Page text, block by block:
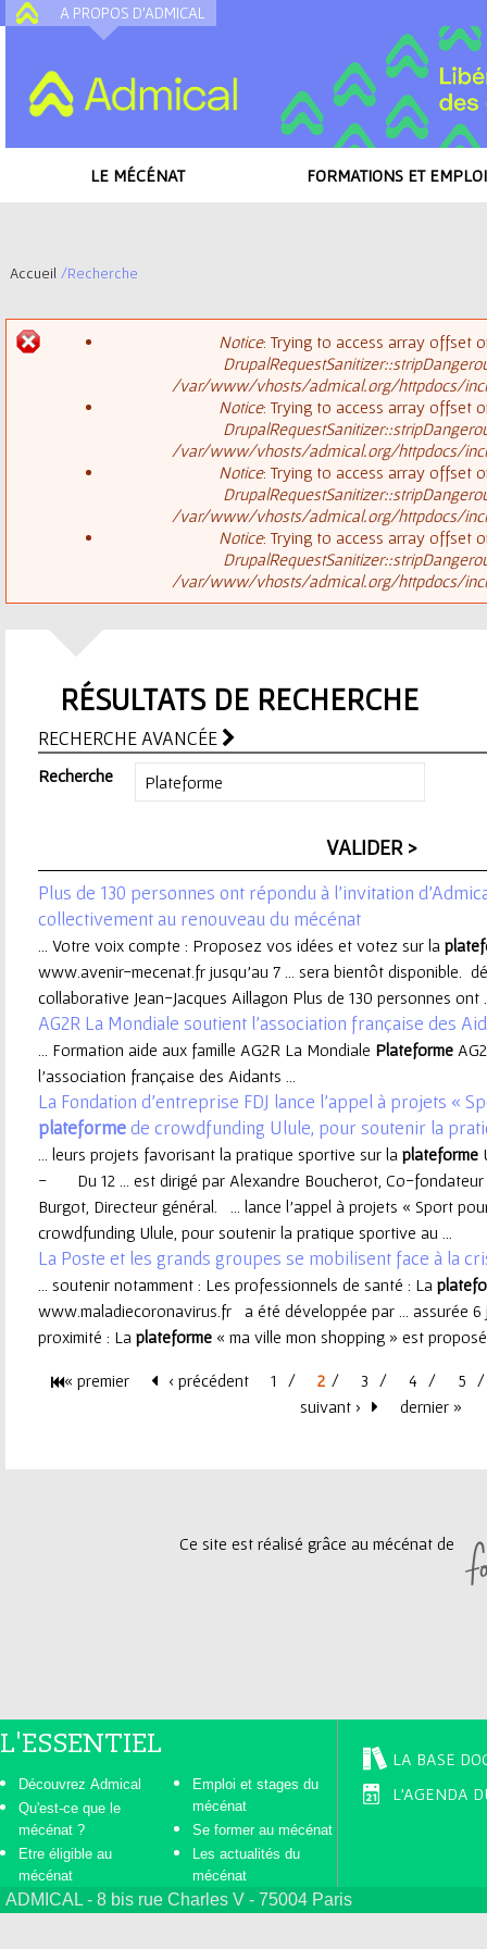
A PROPOS D'ADMICAL
LE MÉCÉNAT FORMATIONS ET
Accueil /Recherche
e
d
r
r
e
u
r
Notice: Trying to access array offset
/var/www/vhosts/admical.org/httpdocs/
Notice: Trying to access array offset
/var/www/vhosts/admical.org/httpdocs/
Notice: Trying to access array offset
/var/www/vhosts/admical.org/httpdocs/
Notice: Trying to access array offset
/var/www/vhosts/admical.org/httpdocs/
RÉSULTATS DE RECHERCHE
RECHERCHE AVANCÉE
Recherche
Plus de 130 personnes ont répondu à l’invitation
collectivement au renouveau du mécénat
... Votre voix compte : Proposez vos idées et votez sur la
www.avenir-mecenat.fr jusqu’au 7 ... sera bientôt disponible.
collaborative Jean-Jacques Aillagon Plus de 130 personnes ont
AG2R La Mondiale soutient l’association française des
... Formation aide aux famille AG2R La Mondiale Plateforme
l’association française des Aidants ...
La Fondation d’entreprise FDJ lance l’appel à projets «
plateformede crowdfunding Ulule, pour soutenir la
... leurs projets favorisant la pratique sportive sur la plateforme
- Du 12 ... est dirigé par Alexandre Boucherot, Co-
Burgot, Directeur général. ... lance l’appel à projets « Sport
crowdfunding Ulule, pour soutenir la pratique sportive au ...
La Poste et les grands groupes se mobilisent face à la
... soutenir notamment : Les professionnels de santé : La
www.maladiecoronavirus.fr a été développée par ... assurée 6
proximité : La plateforme « ma ville mon shopping » est
« premier ‹ précédent 1 2 3 4
5
suivant ›
dernier »
Ce site est réalisé grâce au mécénat de
L'ESSENTIEL
Découvrez Admical
Qu'est-ce que le
mécénat ?
Etre éligible au
mécénat
Emploi et stages du
mécénat
Se former au mécénat
Les actualités du
mécénat
LA BASE
L'AGENDA
ADMICAL - 8 bis rue Charles V - 75004 Paris